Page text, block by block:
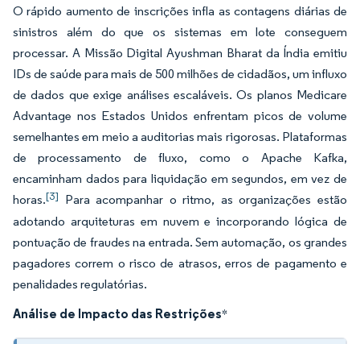
O rápido aumento de inscrições infla as contagens diárias de
sinistros além do que os sistemas em lote conseguem
processar. A Missão Digital Ayushman Bharat da Índia emitiu
IDs de saúde para mais de 500 milhões de cidadãos, um influxo
de dados que exige análises escaláveis. Os planos Medicare
Advantage nos Estados Unidos enfrentam picos de volume
semelhantes em meio a auditorias mais rigorosas. Plataformas
de processamento de fluxo, como o Apache Kafka,
encaminham dados para liquidação em segundos, em vez de
horas.[3] Para acompanhar o ritmo, as organizações estão
adotando arquiteturas em nuvem e incorporando lógica de
pontuação de fraudes na entrada. Sem automação, os grandes
pagadores correm o risco de atrasos, erros de pagamento e
penalidades regulatórias.
Análise de Impacto das Restrições*